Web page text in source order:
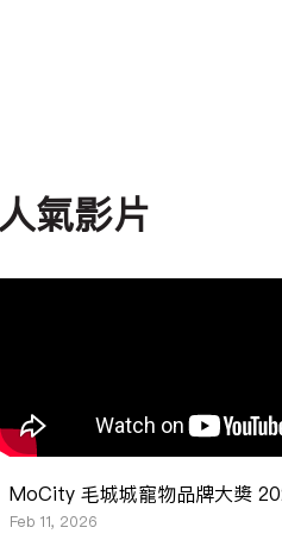
人氣影片
MoCity 毛城城寵物品牌大奬
Feb 11, 2026